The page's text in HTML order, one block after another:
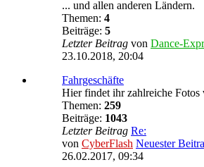
... und allen anderen Ländern.
Themen: 4
Beiträge: 5
Letzter Beitrag von Dance-
23.10.2018, 20:04
Fahrgeschäfte
Hier findet ihr zahlreiche Fotos
Themen: 259
Beiträge: 1043
Letzter Beitrag Re:
von CyberFlash Neuester
26.02.2017, 09:34